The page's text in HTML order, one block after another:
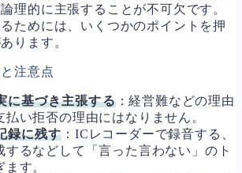
理的に主張することが不可欠です。
ためには、いくつかのポイントを押
ります。
注意点
に基づき主張する：経営難などの理由
払い拒否の理由にはなりません。
録に残す ：ICレコーダーで録音する、
するなどして「言った言わない」のト
す。